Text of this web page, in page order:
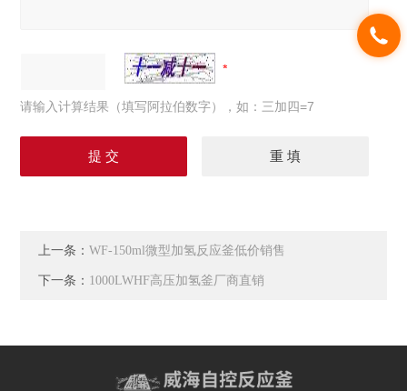
请输入计算结果（填写阿拉伯数字），如：三加四=7
上一条：WF-150ml微型加氢反应釜低价销售
下一条： 1000LWHF高压加氢釜厂商直销